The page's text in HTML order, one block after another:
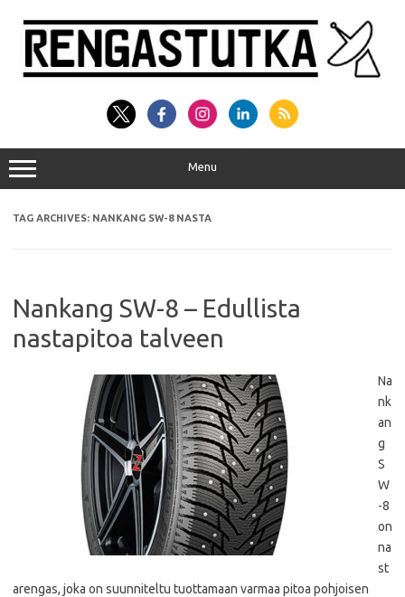
content
Menu
TAG ARCHIVES: NANKANG SW-8 NASTA
Nankang SW-8 – Edullista
nastapitoa talveen
Na
nk
an
g
S
W
-8
on
na
st
arengas, joka on suunniteltu tuottamaan varmaa pitoa pohjoisen